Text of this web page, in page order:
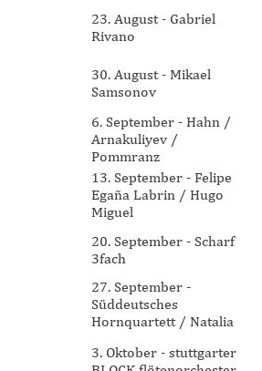
23. August - Gabriel
Rivano
30. August - Mikael
Samsonov
6. September - Hahn /
Arnakuliyev /
Pommranz
13. September - Felipe
Egaña Labrin / Hugo
Miguel
20. September - Scharf
3fach
27. September -
Süddeutsches
Hornquartett / Natalia
3. Oktober - stuttgarter